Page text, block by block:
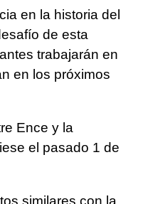
en la historia del
de esta
trabajarán en
en los próximos
Ence y la
el pasado 1 de
similares con la